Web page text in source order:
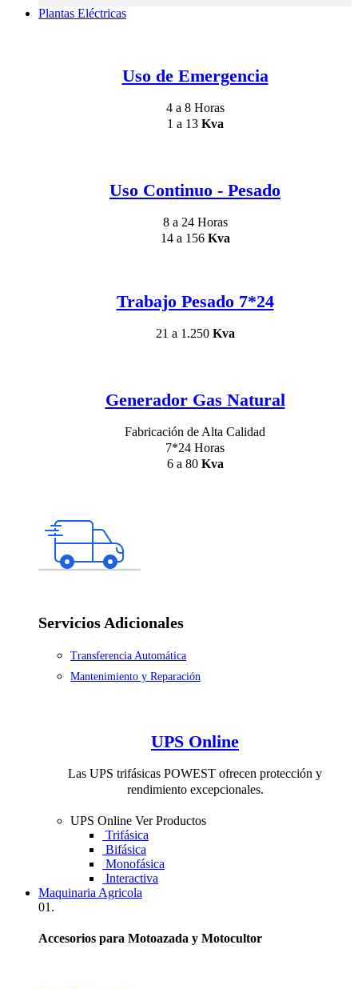
Plantas Eléctricas
Uso de Emergencia
4 a 8 Horas
1 a 13 Kva
Uso Continuo - Pesado
8 a 24 Horas
14 a 156 Kva
Trabajo Pesado 7*24
21 a 1.250 Kva
Generador Gas Natural
Fabricación de Alta Calidad
7*24 Horas
6 a 80 Kva
Servicios Adicionales
Transferencia Automática
Mantenimiento y Reparación
UPS Online
Las UPS trifásicas POWEST ofrecen protección y
rendimiento excepcionales.
UPS Online Ver Productos
Trifásica
Bifásica
Monofásica
Interactiva
Maquinaria Agricola
01.
Accesorios para Motoazada y Motocultor